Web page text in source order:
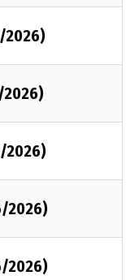
2026)
2026)
2026)
2026)